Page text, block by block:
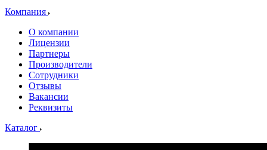
Компания
О компании
Лицензии
Партнеры
Производители
Сотрудники
Отзывы
Вакансии
Реквизиты
Каталог